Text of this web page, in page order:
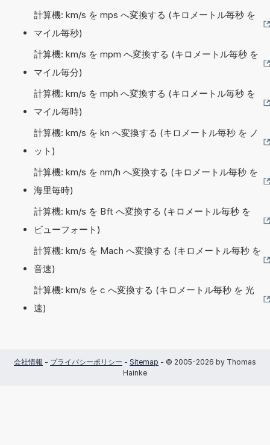
計算機: km/s を mps へ変換する (キロメートル毎秒 を
マイル毎秒)
計算機: km/s を mpm へ変換する (キロメートル毎秒 を
マイル毎分)
計算機: km/s を mph へ変換する (キロメートル毎秒 を
マイル毎時)
計算機: km/s を kn へ変換する (キロメートル毎秒 を ノ
ット)
計算機: km/s を nm/h へ変換する (キロメートル毎秒 を
海里毎時)
計算機: km/s を Bft へ変換する (キロメートル毎秒 を
ビューフォート)
計算機: km/s を Mach へ変換する (キロメートル毎秒 を
音速)
計算機: km/s を c へ変換する (キロメートル毎秒 を 光
速)
会社情報 - プライバシーポリシー - Sitemap - © 2005-2026 by Thomas
Hainke